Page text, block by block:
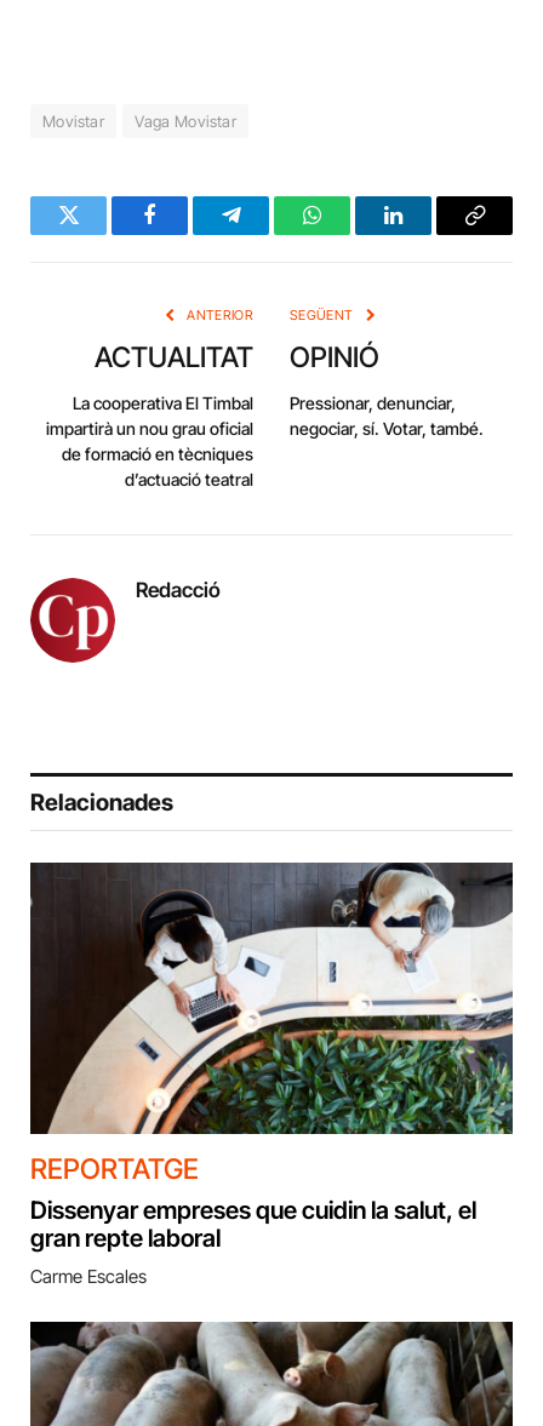
Movistar Vaga Movistar
Twitter FacebookTelegramWhatsAppLinkedInCopy
ANTERIOR
ACTUALITAT
La cooperativa El Timbal
impartirà un nou grau oficial
de formació en tècniques
d’actuació teatral
SEGÜENT
OPINIÓ
Pressionar, denunciar,
negociar, sí. Votar, també.
Redacció
Relacionades
REPORTATGE
Dissenyar empreses que cuidin la salut, el
gran repte laboral
Carme Escales